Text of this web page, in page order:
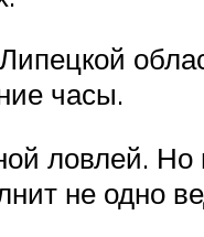
часы.
ловлей. Но
не одно